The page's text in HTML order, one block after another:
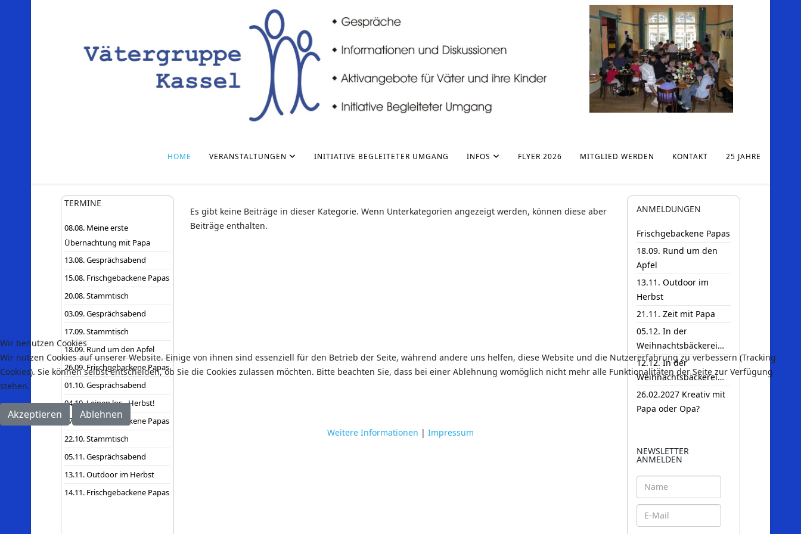
HOME VERANSTALTUNGEN INITIATIVE BEGLEITETER UMGANG INFOS FLYER 2026 MITGLIED WERDEN KONTAKT 25 JAHRE
TERMINE
08.08. Meine erste
Übernachtung mit Papa
13.08. Gesprächsabend
15.08. Frischgebackene Papas
20.08. Stammtisch
03.09. Gesprächsabend
17.09. Stammtisch
18.09. Rund um den Apfel
26.09. Frischgebackene Papas
01.10. Gesprächsabend
04.10. Leinen los - Herbst!
17.10. Frischgebackene Papas
22.10. Stammtisch
05.11. Gesprächsabend
13.11. Outdoor im Herbst
14.11. Frischgebackene Papas
Es gibt keine Beiträge in dieser Kategorie. Wenn Unterkategorien angezeigt werden, können diese aber
Beiträge enthalten.
ANMELDUNGEN
Frischgebackene Papas
18.09. Rund um den
Apfel
13.11. Outdoor im
Herbst
21.11. Zeit mit Papa
05.12. In der
Weihnachtsbäckerei…
12.12. In der
Weihnachtsbäckerei…
26.02.2027 Kreativ mit
Papa oder Opa?
NEWSLETTER
ANMELDEN
Wir benutzen Cookies
Wir nutzen Cookies auf unserer Website. Einige von ihnen sind essenziell für den Betrieb der Seite, während andere uns helfen, diese Website und die Nutzererfahrung zu verbessern (Tracking
Cookies). Sie können selbst entscheiden, ob Sie die Cookies zulassen möchten. Bitte beachten Sie, dass bei einer Ablehnung womöglich nicht mehr alle Funktionalitäten der Seite zur Verfügung
stehen.
Akzeptieren Ablehnen
Weitere Informationen | Impressum